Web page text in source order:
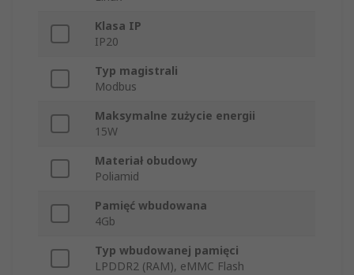
Klasa IP
IP20
Typ magistrali
Modbus
Maksymalne zużycie energii
15W
Materiał obudowy
Poliamid
Pamięć wbudowana
4Gb
Typ wbudowanej pamięci
LPDDR2 (RAM), eMMC Flash